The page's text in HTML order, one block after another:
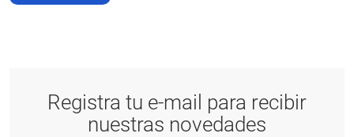
Registra tu e-mail para recibir
nuestras novedades